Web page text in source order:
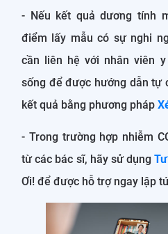
- Nếu kết quả dương tính
điểm lấy mẫu có sự nghi
cần liên hệ với nhân viên
sống để được hướng dẫn tự
kết quả bằng phương pháp
- Trong trường hợp nhiễm
từ các bác sĩ, hãy sử dụng
Ơi! để được hỗ trợ ngay lập